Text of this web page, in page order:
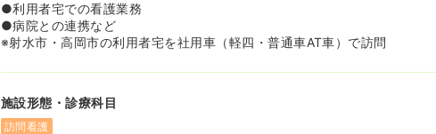
●利用者宅での看護業務
●病院との連携など
※射水市・高岡市の利用者宅を社用車（軽四・普通車AT車）で訪問
施設形態・診療科目
訪問看護